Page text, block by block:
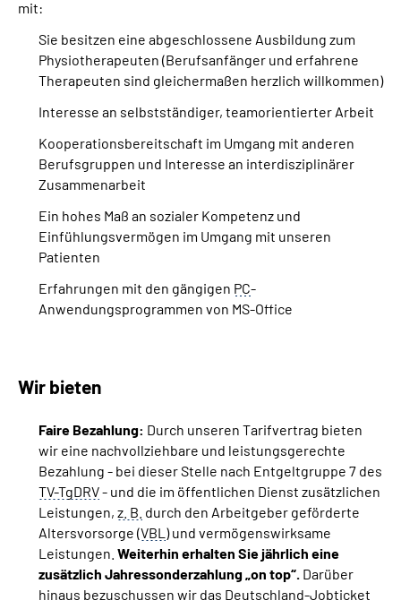
mit:
Sie besitzen eine abgeschlossene Ausbildung zum
Physiotherapeuten (Berufsanfänger und erfahrene
Therapeuten sind gleichermaßen herzlich willkommen)
Interesse an selbstständiger, teamorientierter Arbeit
Kooperationsbereitschaft im Umgang mit anderen
Berufsgruppen und Interesse an interdisziplinärer
Zusammenarbeit
Ein hohes Maß an sozialer Kompetenz und
Einfühlungsvermögen im Umgang mit unseren
Patienten
Erfahrungen mit den gängigen PC-
Anwendungsprogrammen von MS-Office
Wir bieten
Faire Bezahlung: Durch unseren Tarifvertrag bieten
wir eine nachvollziehbare und leistungsgerechte
Bezahlung - bei dieser Stelle nach Entgeltgruppe 7 des
TV-TgDRV- und die im öffentlichen Dienst zusätzlichen
Leistungen, z. B. durch den Arbeitgeber geförderte
Altersvorsorge (VBL ) und vermögenswirksame
Leistungen. Weiterhin erhalten Sie jährlich eine
zusätzlich Jahressonderzahlung „on top“. Darüber
hinaus bezuschussen wir das Deutschland-Jobticket